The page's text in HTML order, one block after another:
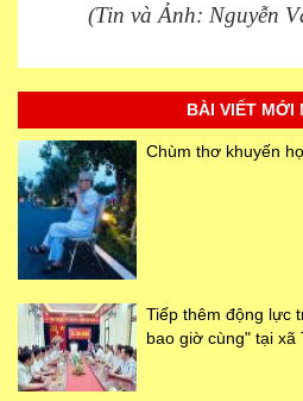
(Tin và Ảnh: Nguyễn
BÀI VIẾT MỚI
Chùm thơ khuyến
Tiếp thêm động lực
bao giờ cùng" tại xã